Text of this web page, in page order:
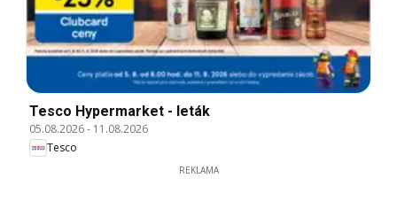
Tesco Hypermarket - leták
05.08.2026- 11.08.2026
Tesco
REKLAMA